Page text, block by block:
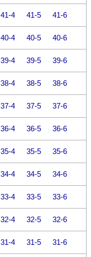
41-4 41-5 41-6
40-4 40-5 40-6
39-4 39-5 39-6
38-4 38-5 38-6
37-4 37-5 37-6
36-4 36-5 36-6
35-4 35-5 35-6
34-4 34-5 34-6
33-4 33-5 33-6
32-4 32-5 32-6
31-4 31-5 31-6